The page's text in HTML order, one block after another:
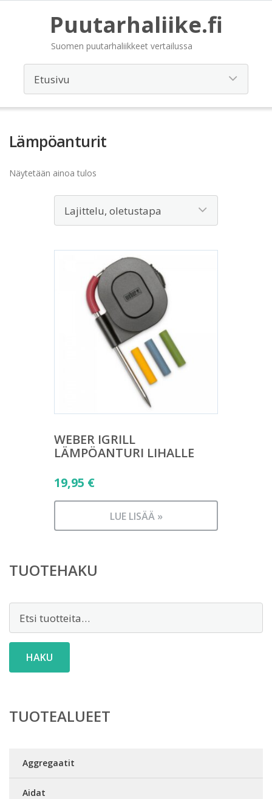
Puutarhaliike.fi
Suomen puutarhaliikkeet vertailussa
Lämpöanturit
Näytetään ainoa tulos
WEBER IGRILL
LÄMPÖANTURI LIHALLE
19,95 €
LUE LISÄÄ »
TUOTEHAKU
HAKU
TUOTEALUEET
Aggregaatit
Aidat